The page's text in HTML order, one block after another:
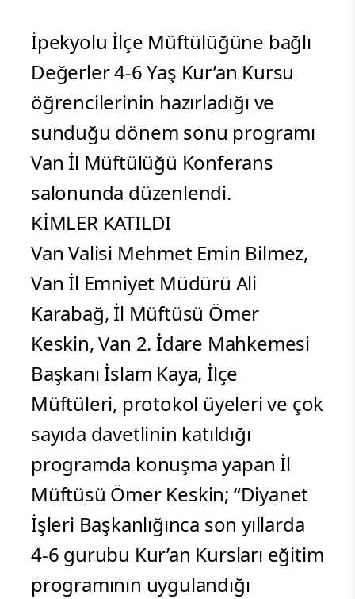
İpekyolu İlçe Müftülüğüne bağlı
Değerler 4-6 Yaş Kur’an Kursu
öğrencilerinin hazırladığı ve
sunduğu dönem sonu programı
Van İl Müftülüğü Konferans
salonunda düzenlendi.
KİMLER KATILDI
Van Valisi Mehmet Emin Bilmez,
Van İl Emniyet Müdürü Ali
Karabağ, İl Müftüsü Ömer
Keskin, Van 2. İdare Mahkemesi
Başkanı İslam Kaya, İlçe
Müftüleri, protokol üyeleri ve çok
sayıda davetlinin katıldığı
programda konuşma yapan İl
Müftüsü Ömer Keskin; “Diyanet
İşleri Başkanlığınca son yıllarda
4-6 gurubu Kur’an Kursları eğitim
programının uygulandığı